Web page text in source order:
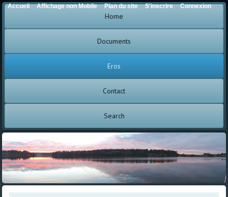
Home
Documents
Eros
Contact
Search
Accueil Affichage non Mobile Plan du site S'inscrire Connexion